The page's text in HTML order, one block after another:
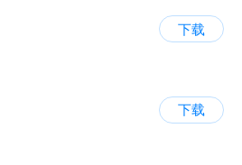
下载
下载